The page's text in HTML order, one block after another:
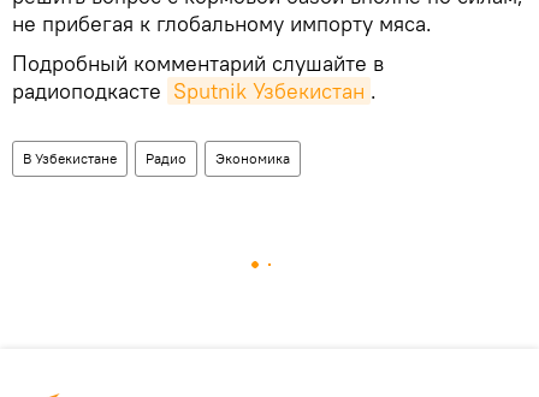
не прибегая к глобальному импорту мяса.
Подробный комментарий слушайте в
радиоподкасте Sputnik Узбекистан .
В Узбекистане Радио Экономика